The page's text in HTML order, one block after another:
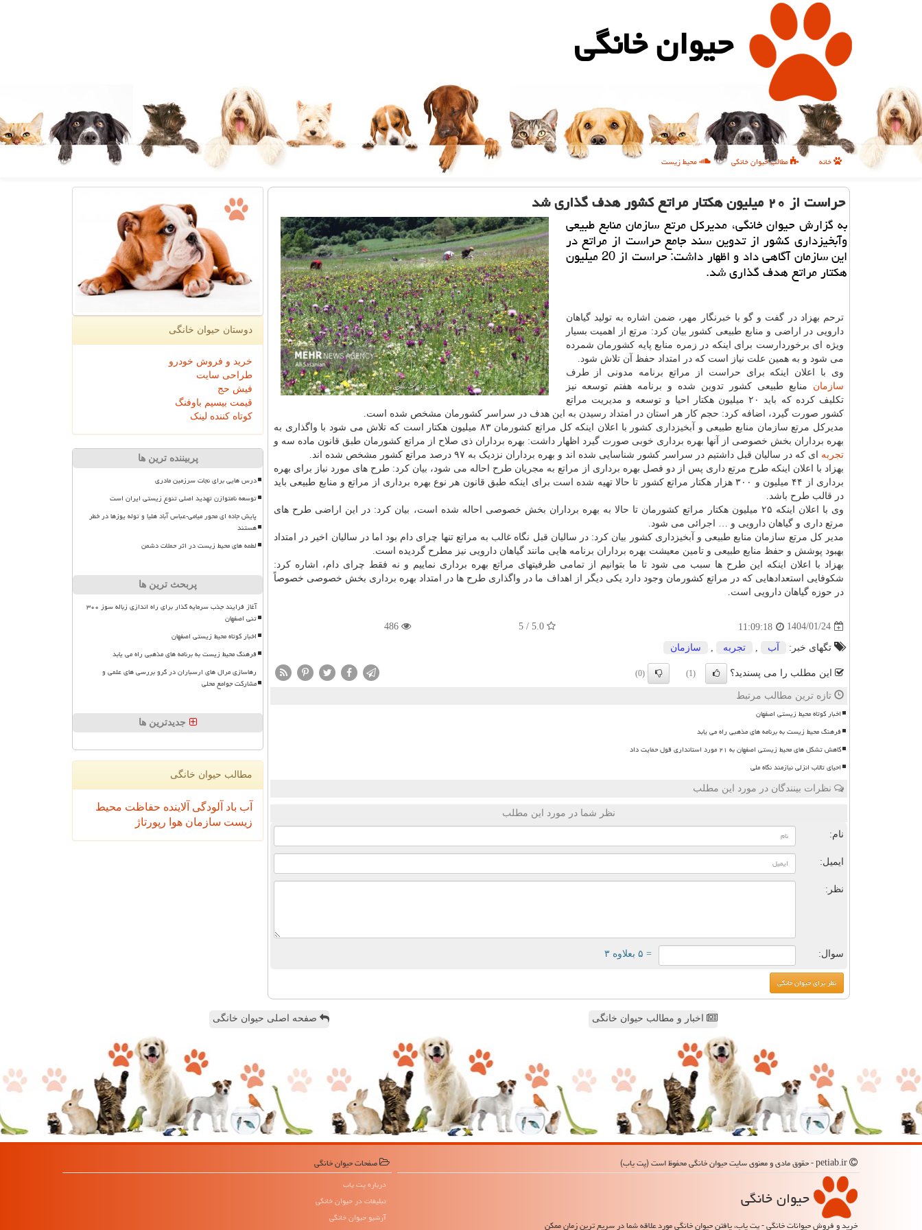
حیوان خانگی
خانه مطالب حیوان خانگی محیط زیست
حراست از ۲۰ میلیون هکتار مراتع کشور هدف گذاری شد
به گزارش حیوان خانگی، مدیرکل مرتع سازمان منابع طبیعی
وآبخیزداری کشور از تدوین سند جامع حراست از مراتع در
این سازمان آگاهی داد و اظهار داشت: حراست از 20 میلیون
هکتار مراتع هدف گذاری شد.
ترحم بهزاد در گفت و گو با خبرنگار مهر، ضمن اشاره به تولید گیاهان
دارویی در اراضی و منابع طبیعی کشور بیان کرد: مرتع از اهمیت بسیار
ویژه ای برخوردارست برای اینکه در زمره منابع پایه کشورمان شمرده
می شود و به همین علت نیاز است که در امتداد حفظ آن تلاش شود.
وی با اعلان اینکه برای حراست از مراتع برنامه مدونی از طرف
سازمان منابع طبیعی کشور تدوین شده و برنامه هفتم توسعه نیز
تکلیف کرده که باید ۲۰ میلیون هکتار احیا و توسعه و مدیریت مراتع
کشور صورت گیرد، اضافه کرد: حجم کار هر استان در امتداد رسیدن به این هدف در سراسر کشورمان مشخص شده است.
مدیرکل مرتع سازمان منابع طبیعی و آبخیزداری کشور با اعلان اینکه کل مراتع کشورمان ۸۳ میلیون هکتار است که تلاش می شود با واگذاری به
بهره برداران بخش خصوصی از آنها بهره برداری خوبی صورت گیرد اظهار داشت: بهره برداران ذی صلاح از مراتع کشورمان طبق قانون ماده سه و
تجربه ای که در سالیان قبل داشتیم در سراسر کشور شناسایی شده اند و بهره برداران نزدیک به ۹۷ درصد مراتع کشور مشخص شده اند.
بهزاد با اعلان اینکه طرح مرتع داری پس از دو فصل بهره برداری از مراتع به مجریان طرح احاله می شود، بیان کرد: طرح های مورد نیاز برای بهره
برداری از ۴۴ میلیون و ۳۰۰ هزار هکتار مراتع کشور تا حالا تهیه شده است برای اینکه طبق قانون هر نوع بهره برداری از مراتع و منابع طبیعی باید
در قالب طرح باشد.
وی با اعلان اینکه ۲۵ میلیون هکتار مراتع کشورمان تا حالا به بهره برداران بخش خصوصی احاله شده است، بیان کرد: در این اراضی طرح های
مرتع داری و گیاهان دارویی و … اجرائی می شود.
مدیر کل مرتع سازمان منابع طبیعی و آبخیزداری کشور بیان کرد: در سالیان قبل نگاه غالب به مراتع تنها چرای دام بود اما در سالیان اخیر در امتداد
بهبود پوشش و حفظ منابع طبیعی و تامین معیشت بهره برداران برنامه هایی مانند گیاهان دارویی نیز مطرح گردیده است.
بهزاد با اعلان اینکه این طرح ها سبب می شود تا ما بتوانیم از تمامی ظرفیتهای مراتع بهره برداری نماییم و نه فقط چرای دام، اشاره کرد:
شکوفایی استعدادهایی که در مراتع کشورمان وجود دارد یکی دیگر از اهداف ما در واگذاری طرح ها در امتداد بهره برداری بخش خصوصی خصوصاً
در حوزه گیاهان دارویی است.
1404/01/24
11:09:18
5.0 / 5
486
تگهای خبر: آب تجربه سازمان
این مطلب را می پسندید؟ (1)
(0)
تازه ترین مطالب مرتبط
اخبار کوتاه محیط زیستی اصفهان
فرهنگ محیط زیست به برنامه های مذهبی راه می یابد
کاهش تشکل های محیط زیستی اصفهان به ۲۱ مورد استانداری قول حمایت داد
احیای تالاب انزلی نیازمند نگاه ملی
نظرات بینندگان در مورد این مطلب
نظر شما در مورد این مطلب
نام:
ایمیل:
نظر:
سوال: = ۵ بعلاوه ۳
دوستان حیوان خانگی
خرید و فروش خودرو
طراحی سایت
فیش حج
قیمت بیسیم باوفنگ
کوتاه کننده لینک
پربیننده ترین ها
درس هایی برای نجات سرزمین مادری
توسعه نامتوازن تهدید اصلی تنوع زیستی ایران است
پایش جاده ای محور میامی-عباس آباد هلیا و توله یوزها در خطر
هستند
لطمه های محیط زیست در اثر حملات دشمن
پربحث ترین ها
آغاز فرایند جذب سرمایه گذار برای راه اندازی زباله سوز ۳۰۰
تنی اصفهان
اخبار کوتاه محیط زیستی اصفهان
فرهنگ محیط زیست به برنامه های مذهبی راه می یابد
رهاسازی مرال های ارسباران در گرو بررسی های علمی و
مشارکت جوامع محلی
جدیدترین ها
مطالب حیوان خانگی
آب باد آلودگی آلاینده حفاظت محیط
زیست سازمان هوا رپورتاژ
اخبار و مطالب حیوان خانگی صفحه اصلی حیوان خانگی
حیوان خانگی
خرید و فروش حیوانات خانگی - پت یاب، یافتن حیوان خانگی مورد علاقه شما در سریع ترین زمان ممکن
صفحات حیوان خانگی
درباره پت یاب
تبلیغات در حیوان خانگی
آرشیو حیوان خانگی